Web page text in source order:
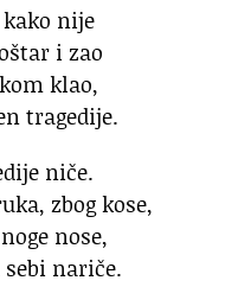
kako nije
i zao
klao,
tragedije.
niče.
zbog kose,
nose,
nariče.